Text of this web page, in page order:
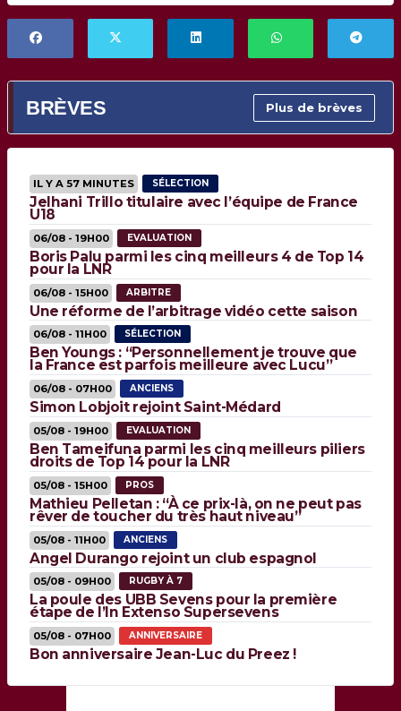
BRÈVES Plus de brèves
IL Y A 57 MINUTES SÉLECTION
Jelhani Trillo titulaire avec l’équipe de France
U18
06/08 - 19H00 EVALUATION
Boris Palu parmi les cinq meilleurs 4 de Top 14
pour la LNR
06/08 - 15H00 ARBITRE
Une réforme de l’arbitrage vidéo cette saison
06/08 - 11H00 SÉLECTION
Ben Youngs : “Personnellement je trouve que
la France est parfois meilleure avec Lucu”
06/08 - 07H00 ANCIENS
Simon Lobjoit rejoint Saint-Médard
05/08 - 19H00 EVALUATION
Ben Tameifuna parmi les cinq meilleurs piliers
droits de Top 14 pour la LNR
05/08 - 15H00 PROS
Mathieu Pelletan : “À ce prix-là, on ne peut pas
rêver de toucher du très haut niveau”
05/08 - 11H00 ANCIENS
Angel Durango rejoint un club espagnol
05/08 - 09H00 RUGBY À 7
La poule des UBB Sevens pour la première
étape de l’In Extenso Supersevens
05/08 - 07H00 ANNIVERSAIRE
Bon anniversaire Jean-Luc du Preez !